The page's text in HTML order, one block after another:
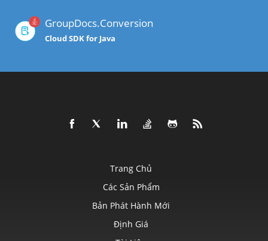
GroupDocs.Conversion
Cloud SDK for Java
Trang Chủ
Các Sản Phẩm
Bản Phát Hành Mới
Định Giá